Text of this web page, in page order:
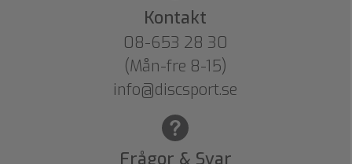
Kontakt
08-653 28 30
(Mån-fre 8-15)
info@discsport.se
Frågor & Svar